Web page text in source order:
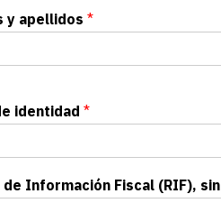
y apellidos *
identidad *
Información Fiscal (RIF),